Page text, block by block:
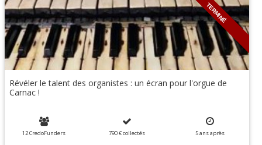
TERMINÉ
Révéler le talent des organistes : un écran pour l'orgue de
Carnac !
12 CredoFunders 790 €collectés 5ansaprès